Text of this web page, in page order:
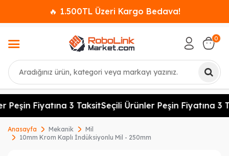
🔥 1.500TL Üzeri Kargo Bedava!
Ara
0
Peşin Fiyatına 3 TaksitSeçili Ürünler Peşin Fiyatına 3
Anasayfa Mekanik
Mil
10mm Krom Kaplı İndüksiyonlu Mil - 250mm